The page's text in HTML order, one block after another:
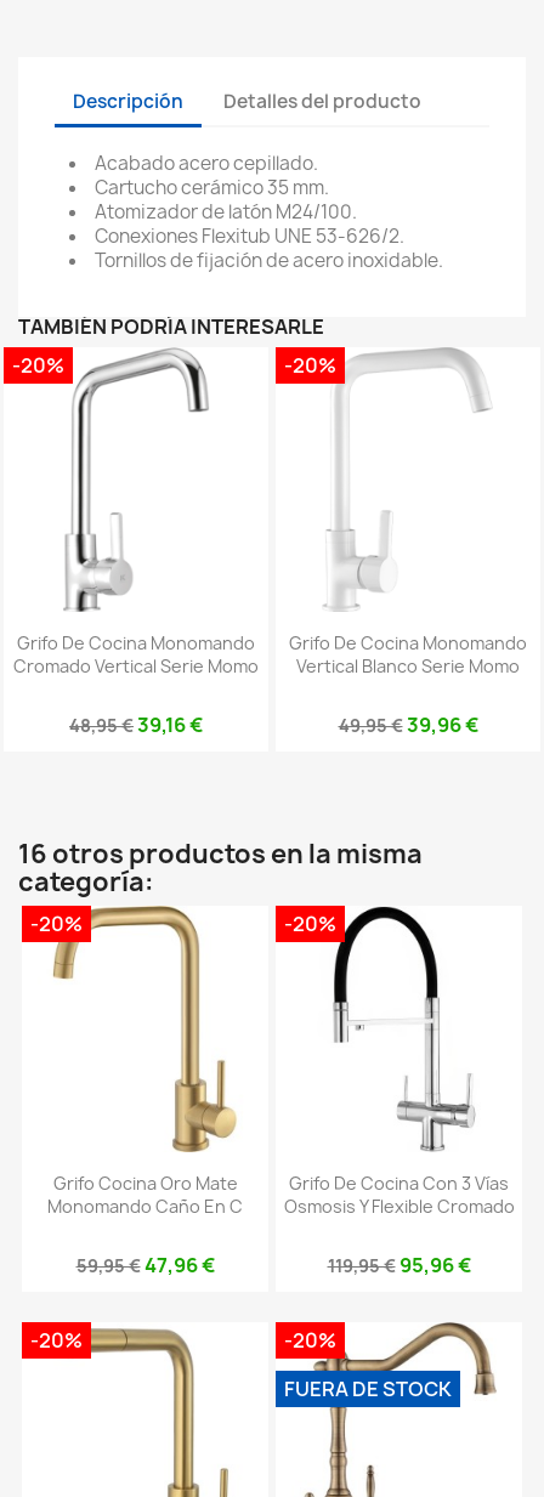
Descripción Detalles del producto
Acabado acero cepillado.
Cartucho cerámico 35 mm.
Atomizador de latón M24/100.
Conexiones Flexitub UNE 53-626/2.
Tornillos de fijación de acero inoxidable.
TAMBIÉN PODRÍA INTERESARLE
Grifo De Cocina Monomando
Cromado Vertical Serie Momo
48,95 €39,16 €
-20%
Grifo De Cocina Monomando
Vertical Blanco Serie Momo
49,95 €39,96 €
-20%
16 otros productos en la misma
categoría:
Grifo Cocina Oro Mate
Monomando Caño En C
59,95 €47,96 €
-20%
Grifo De Cocina Con 3 Vías
Osmosis Y Flexible Cromado
119,95 € 95,96 €
-20%
-20%
-20%
FUERA DE STOCK